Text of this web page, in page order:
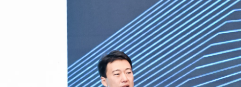
黑蚁行思联系我们黑蚁生态